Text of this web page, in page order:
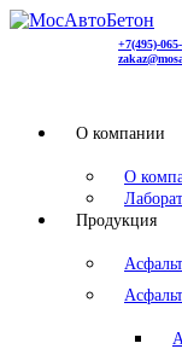
+7(495)-
О компании
О
Продукция